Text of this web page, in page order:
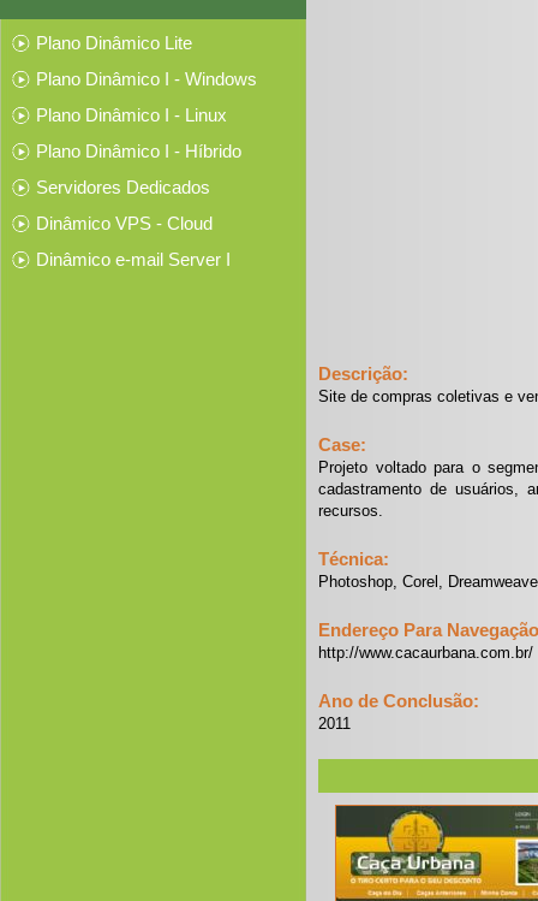
Plano Dinâmico Lite
Plano Dinâmico I - Windows
Plano Dinâmico I - Linux
Plano Dinâmico I - Híbrido
Servidores Dedicados
Dinâmico VPS - Cloud
Dinâmico e-mail Server I
Descrição:
Site de compras coletivas e
Case:
Projeto voltado para o
cadastramento de usuários,
recursos.
Técnica:
Photoshop, Corel,
Endereço Para
http://www.cacaurbana.com.br/
Ano de Conclusão:
2011